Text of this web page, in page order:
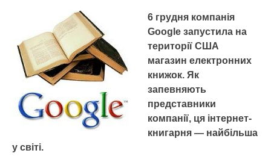
6 грудня компанія
Google запустила на
території США
магазин електронних
книжок. Як
запевняють
представники
компанії, ця інтернет-
книгарня — найбільша
у світі.